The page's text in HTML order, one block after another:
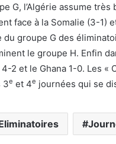
G, l’Algérie assume
face à la Somalie (3-1)
du groupe G des
le groupe H. Enfin
2 et le Ghana 1-0. Les «
3e et 4e journées qui se